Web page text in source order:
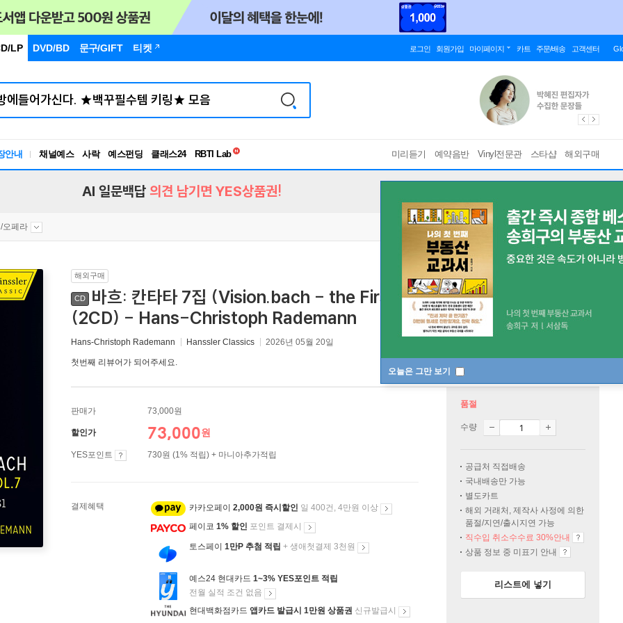
LP DVD/BD 문구/GIFT 티켓 로그인 회원가입 마이페이지 카트 주문/배송 고객센터
안내 채널예스 사락 예스펀딩 클래스24
독서유형검사
미리듣기 예약음반 Vinyl전문관 스타샵 해외구매
오늘은 그만 보기
AI 일문백답 의견 남기면 YES상품권!
오페라
해외구매
CD
바흐: 칸타타 7집 (Vision.bach - the First Cantata Year, Vol. 7)
(2CD) - Hans-Christoph Rademann
Hans-Christoph Rademann Hanssler Classics 2026년 05월 20일
첫번째 리뷰어가 되어주세요.
판매가 73,000원
할인가 73,000원
YES포인트 730원 (1% 적립) + 마니아추가적립
결제혜택 카카오페이 2,000원 즉시할인 일 400건, 4만원 이상
페이코 1% 할인 포인트 결제시
토스페이 1만P 추첨 적립 + 생애첫결제 3천원
예스24 현대카드 1~3% YES포인트 적립
전월 실적 조건 없음
현대백화점카드 앱카드 발급시 1만원 상품권 신규발급시
품절
수량
공급처 직접배송
국내배송만 가능
별도카트
해외 거래처, 제작사 사정에 의한
품절/지연/출시지연 가능
직수입 취소수수료 30%안내
상품 정보 중 미표기 안내
리스트에 넣기